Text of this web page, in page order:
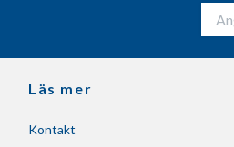
Läs mer
Kontakt